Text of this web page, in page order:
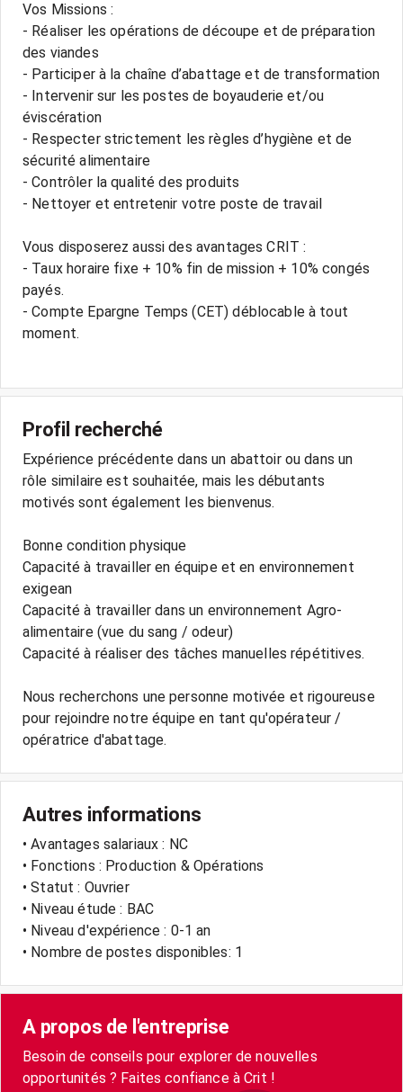
Vos Missions :
- Réaliser les opérations de découpe et de préparation
des viandes
- Participer à la chaîne d’abattage et de transformation
- Intervenir sur les postes de boyauderie et/ou
éviscération
- Respecter strictement les règles d’hygiène et de
sécurité alimentaire
- Contrôler la qualité des produits
- Nettoyer et entretenir votre poste de travail
Vous disposerez aussi des avantages CRIT :
- Taux horaire fixe + 10% fin de mission + 10% congés
payés.
- Compte Epargne Temps (CET) déblocable à tout
moment.
Profil recherché
Expérience précédente dans un abattoir ou dans un
rôle similaire est souhaitée, mais les débutants
motivés sont également les bienvenus.
Bonne condition physique
Capacité à travailler en équipe et en environnement
exigean
Capacité à travailler dans un environnement Agro-
alimentaire (vue du sang / odeur)
Capacité à réaliser des tâches manuelles répétitives.
Nous recherchons une personne motivée et rigoureuse
pour rejoindre notre équipe en tant qu'opérateur /
Autres informations
• Avantages salariaux : NC
• Fonctions : Production & Opérations
• Statut : Ouvrier
• Niveau étude : BAC
• Niveau d'expérience : 0-1 an
• Nombre de postes disponibles: 1
A propos de l'entreprise
Besoin de conseils pour explorer de nouvelles
opportunités ? Faites confiance à Crit !